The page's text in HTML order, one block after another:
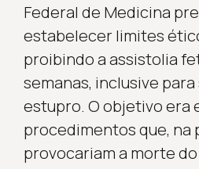
Federal de Medicina
estabelecer limites
proibindo a assistolia
semanas, inclusive
estupro. O objetivo era
procedimentos que, na
provocariam a morte